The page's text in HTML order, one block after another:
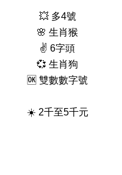
💥 多4號
🌸 生肖猴
✌️ 6字頭
💞 生肖狗
🆗️ 雙數數字號
☀️ 2千至5千元